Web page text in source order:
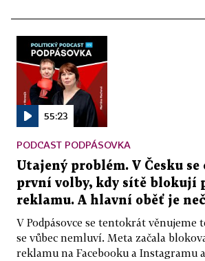
55:23
PODCAST PODPÁSOVKA
Utajený problém. V Česku
první volby, kdy sítě blokují
reklamu. A hlavní oběť je
V Podpásovce se tentokrát věnujeme
se vůbec nemluví. Meta začala
reklamu na Facebooku a Instagramu